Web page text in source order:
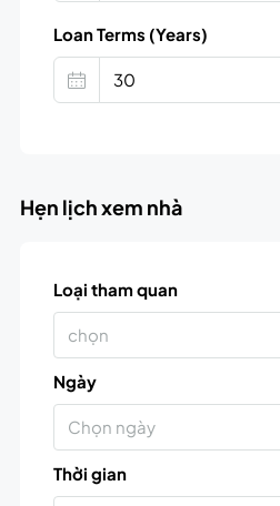
Loan Terms (Years)
Hẹn lịch xem nhà
Loại tham quan
chọn
Ngày
Chọn ngày
Thời gian